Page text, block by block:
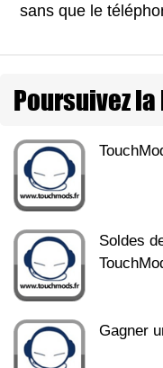
sans que le
Poursuivez
Soldes
Gagner